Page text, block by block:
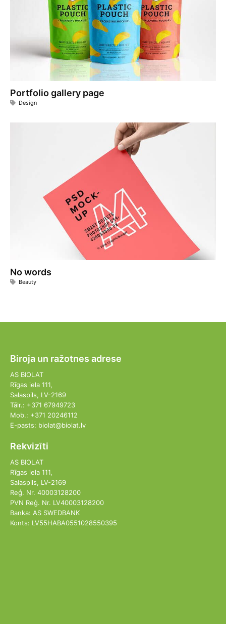
Portfolio gallery page
Design
No words
Beauty
Biroja un ražotnes adrese
AS BIOLAT
Rīgas iela 111,
Salaspils, LV-2169
Tālr.: +371 67949723
Mob.: +371 20246112
E-pasts: biolat@biolat.lv
Rekvizīti
AS BIOLAT
Rīgas iela 111,
Salaspils, LV-2169
Reģ. Nr. 40003128200
PVN Reģ. Nr. LV40003128200
Banka: AS SWEDBANK
Konts: LV55HABA0551028550395